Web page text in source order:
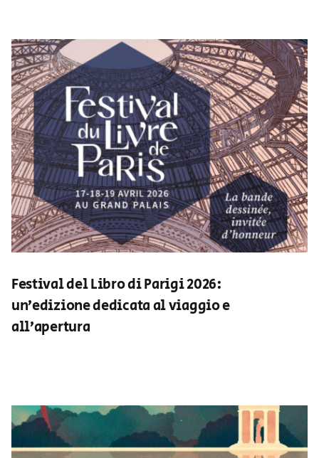
Festival del Libro di Parigi 2026:
un’edizione dedicata al viaggio e
all’apertura